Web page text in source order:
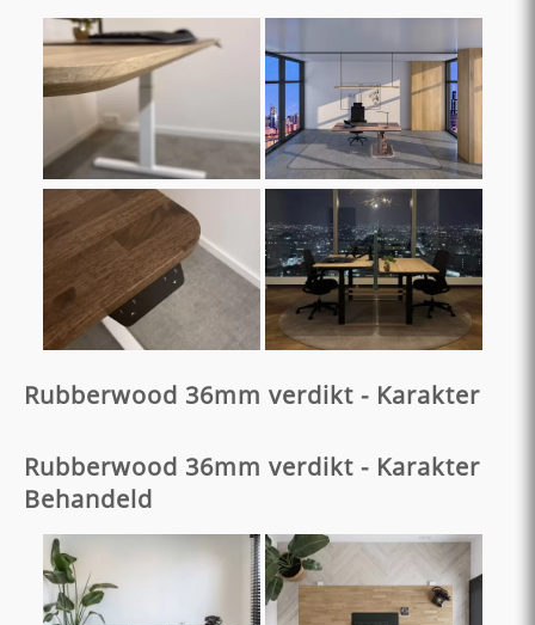
Rubberwood 36mm verdikt - Karakter
Rubberwood 36mm verdikt - Karakter
Behandeld